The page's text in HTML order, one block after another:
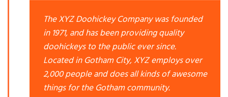
The XYZ Doohickey Company was founded
in 1971, and has been providing quality
doohickeys to the public ever since.
Located in Gotham City, XYZ employs over
2,000 people and does all kinds of awesome
things for the Gotham community.